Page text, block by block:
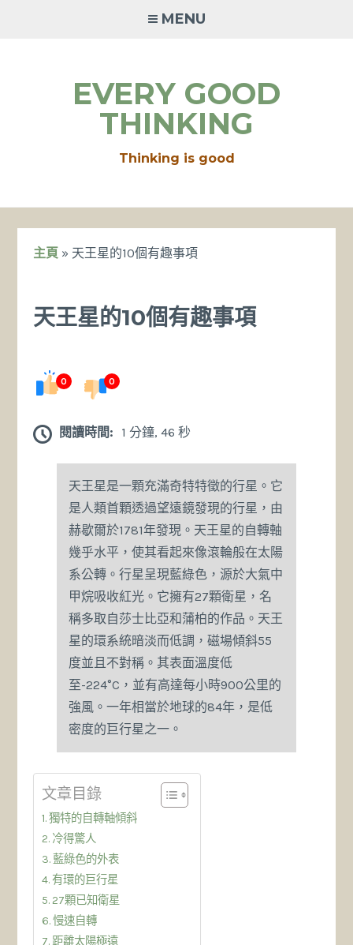
MENU
EVERY GOOD
THINKING
Thinking is good
主頁 » 天王星的10個有趣事項
天王星的10個有趣事項
0 0
閱讀時間: 1 分鐘, 46 秒
天王星是一顆充滿奇特特徵的行星。它
是人類首顆透過望遠鏡發現的行星，由
赫歇爾於1781年發現。天王星的自轉軸
幾乎水平，使其看起來像滾輪般在太陽
系公轉。行星呈現藍綠色，源於大氣中
甲烷吸收紅光。它擁有27顆衛星，名
稱多取自莎士比亞和蒲柏的作品。天王
星的環系統暗淡而低調，磁場傾斜55
度並且不對稱。其表面溫度低
至-224°C，並有高達每小時900公里的
強風。一年相當於地球的84年，是低
密度的巨行星之一。
文章目錄
獨特的自轉軸傾斜
冷得驚人
藍綠色的外表
有環的巨行星
27顆已知衛星
慢速自轉
距離太陽極遠